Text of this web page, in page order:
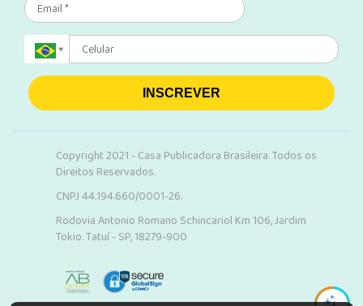
INSCREVER
Copyright 2021 - Casa Publicadora Brasileira. Todos os
Direitos Reservados.
CNPJ 44.194.660/0001-26.
Rodovia Antonio Romano Schincariol Km 106, Jardim
Tokio. Tatuí - SP, 18279-900